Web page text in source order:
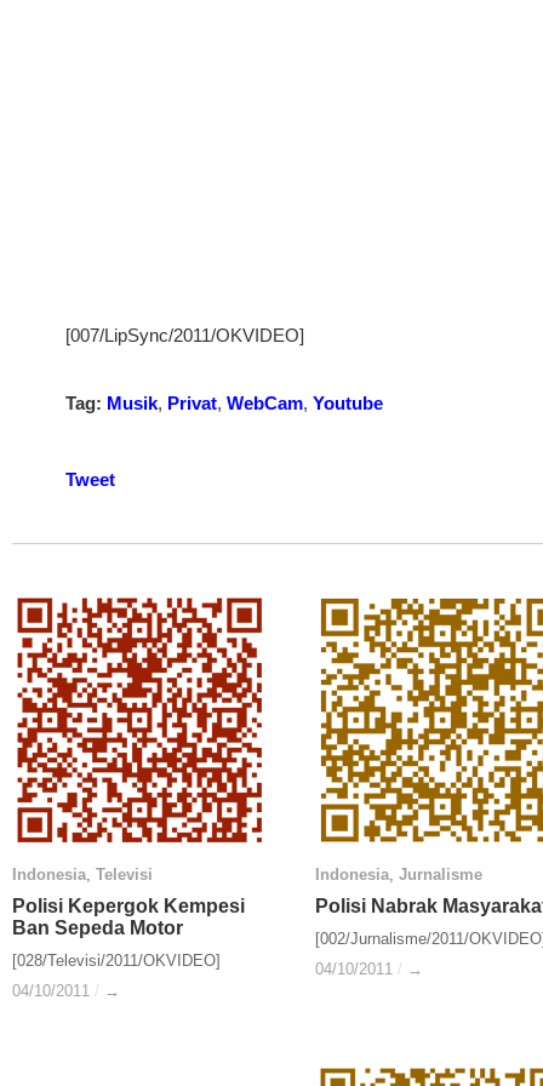
[007/LipSync/2011/OKVIDEO]
Tag: Musik, Privat, WebCam, Youtube
Tweet
Indonesia, Televisi
Polisi Kepergok Kempesi
Ban Sepeda Motor
[028/Televisi/2011/OKVIDEO]
04/10/2011 / →
Indonesia Televisi
Polisi Kepergok Kempesi
Ban Sepeda Motor
04/10/2011 / →
Indonesia, Jurnalisme
Polisi Nabrak
[002/Jurnalisme/2011/
04/10/2011 / →
Indonesia Jurnalisme
Polisi Nabrak
04/10/2011 / →